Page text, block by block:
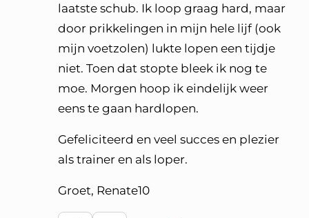
laatste schub. Ik loop graag hard, maar
door prikkelingen in mijn hele lijf (ook
mijn voetzolen) lukte lopen een tijdje
niet. Toen dat stopte bleek ik nog te
moe. Morgen hoop ik eindelijk weer
eens te gaan hardlopen.
Gefeliciteerd en veel succes en plezier
als trainer en als loper.
Groet, Renate10